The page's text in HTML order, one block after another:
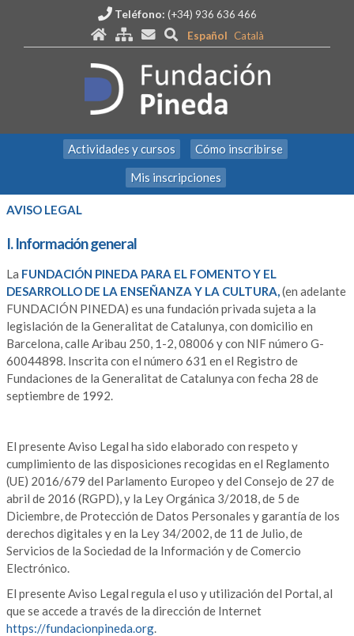
Teléfono: (+34) 936 636 466
Español
Català
Actividades y cursos
Cómo inscribirse
Mis inscripciones
AVISO LEGAL
I. Información general
La FUNDACIÓN PINEDA PARA EL FOMENTO Y EL
DESARROLLO DE LA ENSEÑANZA Y LA CULTURA, (en adelante
FUNDACIÓN PINEDA) es una fundación privada sujeta a la
legislación de la Generalitat de Catalunya, con domicilio en
Barcelona, calle Aribau 250, 1-2, 08006 y con NIF número G-
60044898. Inscrita con el número 631 en el Registro de
Fundaciones de la Generalitat de Catalunya con fecha 28 de
septiembre de 1992.
El presente Aviso Legal ha sido elaborado con respeto y
cumplimiento de las disposiciones recogidas en el Reglamento
(UE) 2016/679 del Parlamento Europeo y del Consejo de 27 de
abril de 2016 (RGPD), y la Ley Orgánica 3/2018, de 5 de
Diciembre, de Protección de Datos Personales y garantía de los
derechos digitales y en la Ley 34/2002, de 11 de Julio, de
Servicios de la Sociedad de la Información y de Comercio
Electrónico.
El presente Aviso Legal regula el uso y utilización del Portal, al
que se accede a través de la dirección de Internet
https://fundacionpineda.org.